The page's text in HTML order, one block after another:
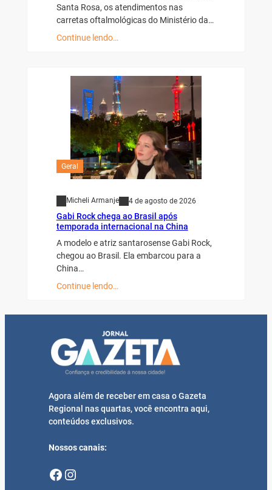
Santa Rosa, os atendimentos nas
carretas oftalmológicas do Ministério da…
Continue lendo…
Geral
Micheli Armanje 4 de agosto de 2026
Gabi Rock chega ao Brasil após
temporada internacional na China
A modelo e atriz santarosense Gabi Rock,
chegou ao Brasil. Ela embarcou para a
China…
Continue lendo…
Agora além de receber em casa o Gazeta
Regional nas quartas, você encontra aqui,
conteúdos exclusivos.
Nossos canais:
Facebook Instagram